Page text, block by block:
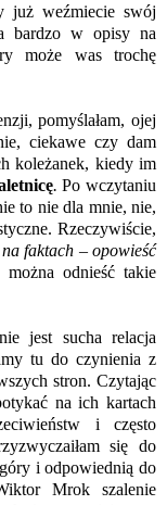
już weźmiecie swój
bardzo w opisy na
może was trochę
pomyślałam, ojej
ciekawe czy dam
koleżanek, kiedy im
. Po wczytaniu
to nie dla mnie, nie,
Rzeczywiście,
faktach – opowieść
można odnieść takie
jest sucha relacja
tu do czynienia z
stron. Czytając
na ich kartach
i często
się do
i odpowiednią do
Mrok szalenie